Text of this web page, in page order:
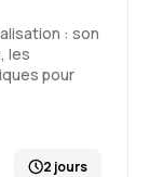
12/2025
docker
: son
les
pour
2 jours